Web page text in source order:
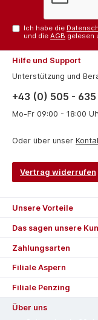
Ich habe die
und dieAGB gelesen
Hilfe und Support
Unterstützung und
+43 (0) 505 - 635
Mo-Fr 09:00 - 18:00
Oder über unser
Vertrag widerrufen
Unsere Vorteile
Das sagen unsere
Zahlungsarten
Filiale Aspern
Filiale Penzing
Über uns